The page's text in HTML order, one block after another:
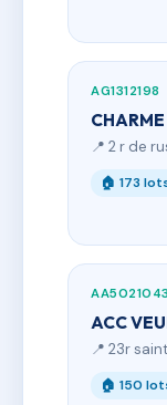
AG1312198
📍 2 r de
🏠 173
AA5021043
ACC
📍 23r
🏠 150